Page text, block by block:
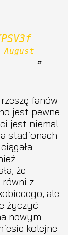
August
fanów
jest pewne
jest niemal
stadionach
że
z
ale
życzyć
nowym
kolejne